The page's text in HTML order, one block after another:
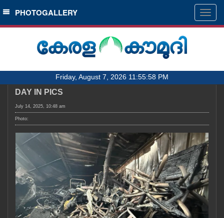
SECTIONS
HOME
NOTIFIED NEWS
KERALA
LOCAL
OBITUARY
NEWS 360
PHOTOGALLERY
Friday, August 7, 2026 11:55:58 PM
DAY IN PICS
July 14, 2025, 10:48 am
Photo: